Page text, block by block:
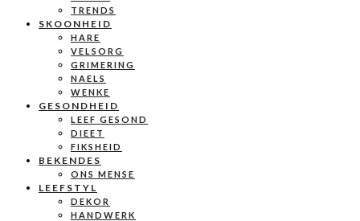
TRENDS
SKOONHEID
HARE
VELSORG
GRIMERING
NAELS
WENKE
GESONDHEID
LEEF GESOND
DIEET
FIKSHEID
BEKENDES
ONS MENSE
LEEFSTYL
DEKOR
HANDWERK